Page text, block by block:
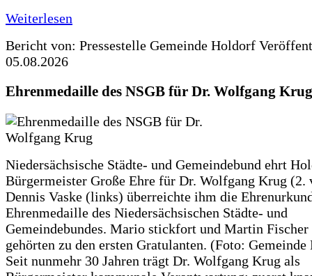
Weiterlesen
Bericht von: Pressestelle Gemeinde Holdorf
05.08.2026
Ehrenmedaille des NSGB für Dr. Wolfgang Krug
Niedersächsische Städte- und Gemeindebund ehrt
Bürgermeister Große Ehre für Dr. Wolfgang Krug (2.
Dennis Vaske (links) überreichte ihm die
Ehrenmedaille des Niedersächsischen Städte- und
Gemeindebundes. Mario stickfort und Martin Fischer
gehörten zu den ersten Gratulanten. (Foto:
Seit nunmehr 30 Jahren trägt Dr. Wolfgang Krug als